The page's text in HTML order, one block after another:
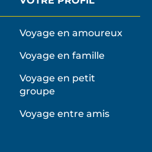
Voyage en amoureux
Voyage en famille
Voyage en petit
groupe
Voyage entre amis